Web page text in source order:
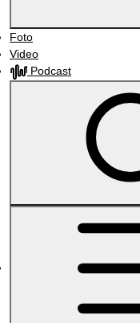
Foto
Video
Podcast